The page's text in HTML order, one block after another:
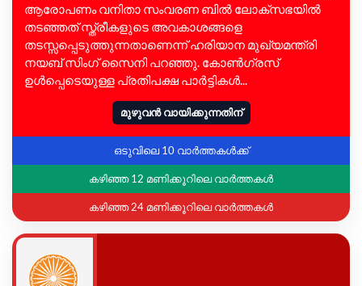
ആരോപണം വനിതാ സംവരണ ബിൽ ലോക്സഭയിൽ
തടഞ്ഞത് സ്ത്രീകളുടെ അവകാശങ്ങളെ
തടസ്സപ്പെടുത്തുന്നതാണെന്ന് ഹരിയാന മുഖ്യമന്ത്രി
നയബ് സിംഗ് സൈനി പറഞ്ഞു. കോൺഗ്രസ്
ഉൾപ്പെടെയുള്ള പ്രതിപക്ഷ പാർട്ടികൾ...
മുഴുവൻ വായിക്കുന്നതിന്
ഒടുവിലെ 10 വാർത്തകൾക്ക്
കഴിഞ്ഞ 12 മണിക്കൂറിലെ വാർത്തകൾ
കഴിഞ്ഞ 24 മണിക്കൂറിലെ വാർത്തകൾ